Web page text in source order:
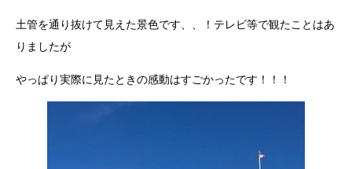
土管を通り抜けて見えた景色です、、！テレビ等で観たことはあ
りましたが
やっぱり実際に見たときの感動はすごかったです！！！